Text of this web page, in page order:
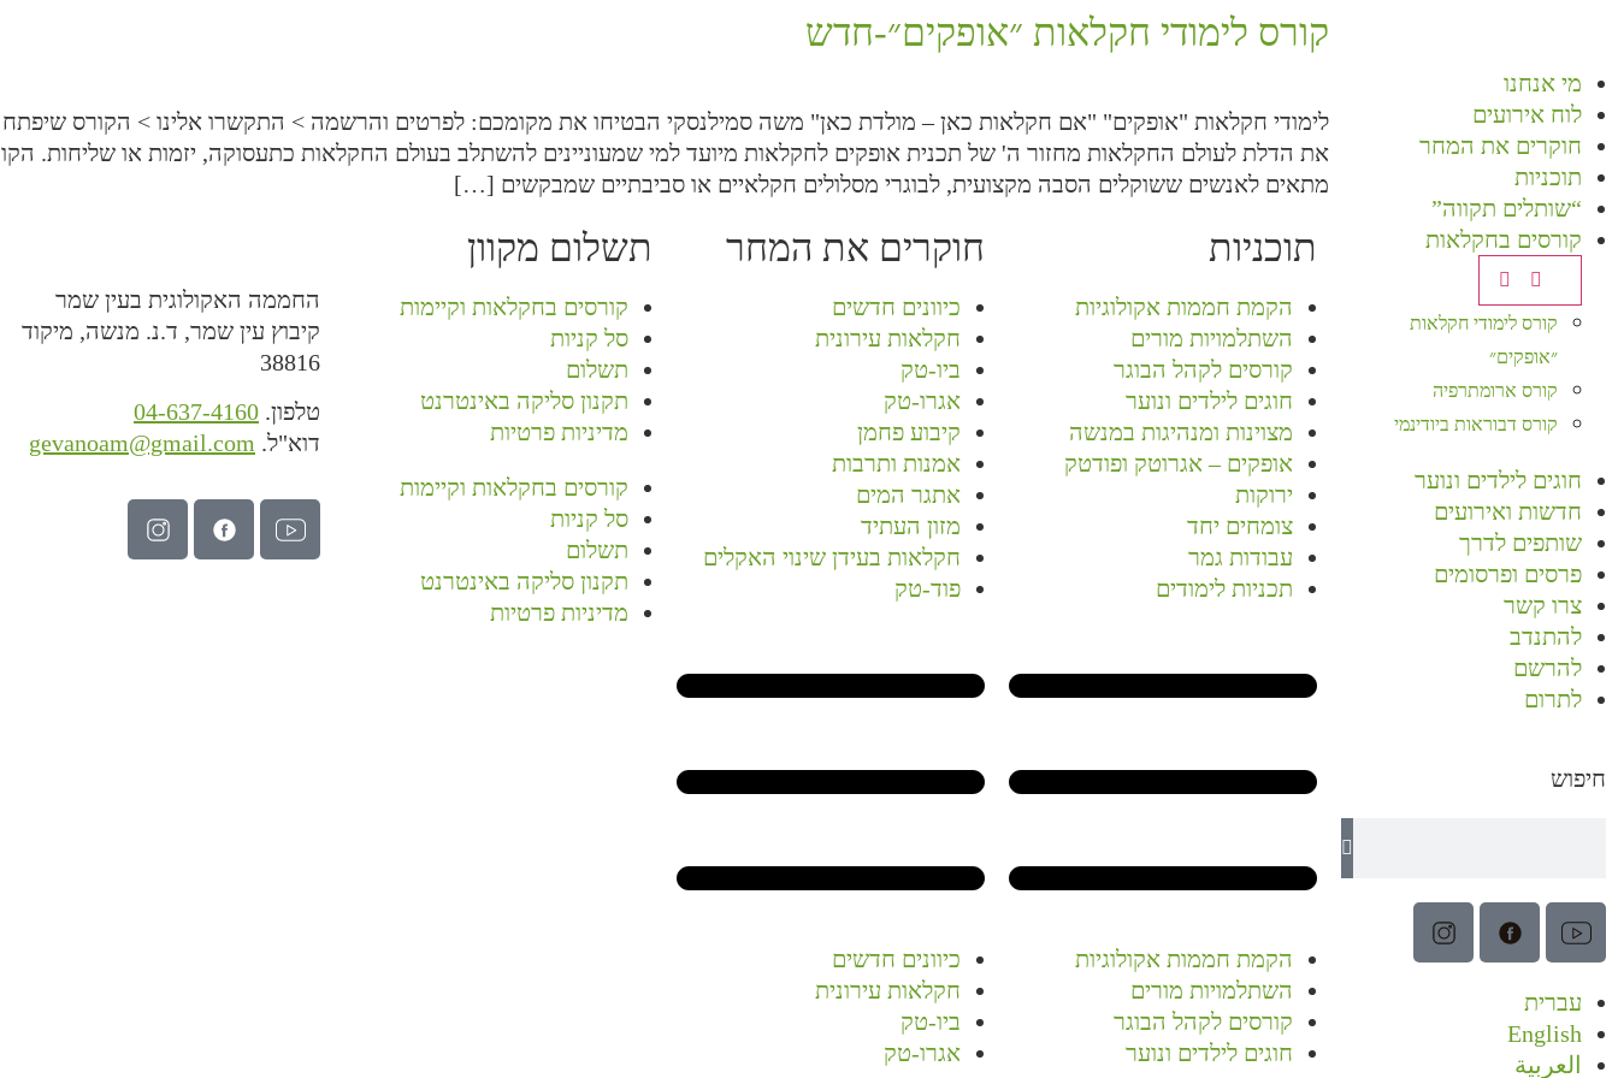
מי אנחנו
לוח אירועים
חוקרים את המחר
תוכניות
“שותלים תקווה”
קורסים בחקלאות
קורס לימודי חקלאות
״אופקים״
קורס ארומתרפיה
קורס דבוראות ביודינמי
חוגים לילדים ונוער
חדשות ואירועים
שותפים לדרך
פרסים ופרסומים
צרו קשר
להתנדב
להרשם
לתרום
חיפוש
עברית
English
العربية
קורס לימודי חקלאות ״אופקים״-חדש
לימודי חקלאות "אופקים" "אם חקלאות כאן – מולדת כאן" משה סמילנסקי הבטיחו את מקומכם: לפרטים והרשמה > התקשרו אלינו > הקורס
את הדלת לעולם החקלאות מחזור ה' של תכנית אופקים לחקלאות מיועד למי שמעוניינים להשתלב בעולם החקלאות כתעסוקה, יזמות או שליחות.
מתאים לאנשים ששוקלים הסבה מקצועית, לבוגרי מסלולים חקלאיים או סביבתיים שמבקשים […]
תוכניות
הקמת חממות אקולוגיות
השתלמויות מורים
קורסים לקהל הבוגר
חוגים לילדים ונוער
מצוינות ומנהיגות במנשה
אופקים – אגרוטק ופודטק
ירוקות
צומחים יחד
עבודות גמר
תכניות לימודים
הקמת חממות אקולוגיות
השתלמויות מורים
קורסים לקהל הבוגר
חוגים לילדים ונוער
חוקרים את המחר
כיוונים חדשים
חקלאות עירונית
ביו-טק
אגרו-טק
קיבוע פחמן
אמנות ותרבות
אתגר המים
מזון העתיד
חקלאות בעידן שינוי האקלים
פוד-טק
כיוונים חדשים
חקלאות עירונית
ביו-טק
אגרו-טק
תשלום מקוון
קורסים בחקלאות וקיימות
סל קניות
תשלום
תקנון סליקה באינטרנט
מדיניות פרטיות
קורסים בחקלאות וקיימות
סל קניות
תשלום
תקנון סליקה באינטרנט
מדיניות פרטיות
החממה האקולוגית בעין שמר
קיבוץ עין שמר, ד.נ. מנשה, מיקוד
38816
טלפון. 04-637-4160
דוא"ל. gevanoam@gmail.com